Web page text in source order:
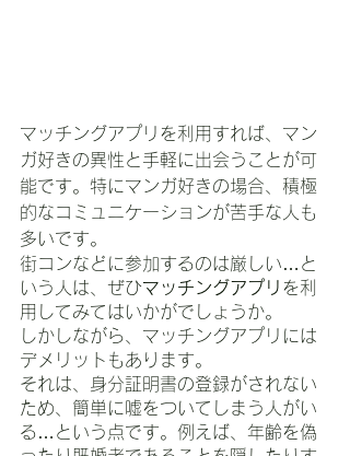
マッチングアプリを利用すれば、マン
ガ好きの異性と手軽に出会うことが可
能です。特にマンガ好きの場合、積極
的なコミュニケーションが苦手な人も
多いです。
街コンなどに参加するのは厳しい…と
いう人は、ぜひマッチングアプリ を利
用してみてはいかがでしょうか。
しかしながら、マッチングアプリには
デメリットもあります。
それは、身分証明書の登録がされない
ため、簡単に嘘をついてしまう人がい
る…という点です。例えば、年齢を偽